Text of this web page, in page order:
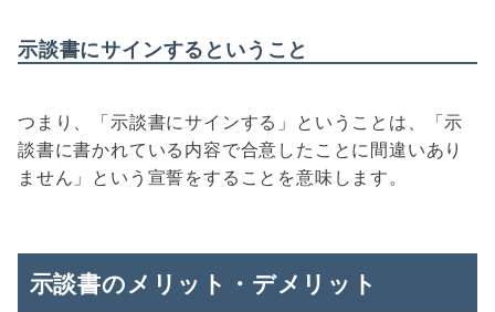
示談書にサインするということ
つまり、「示談書にサインする」ということは、「示
談書に書かれている内容で合意したことに間違いあり
ません」という宣誓をすることを意味します。
示談書のメリット・デメリット